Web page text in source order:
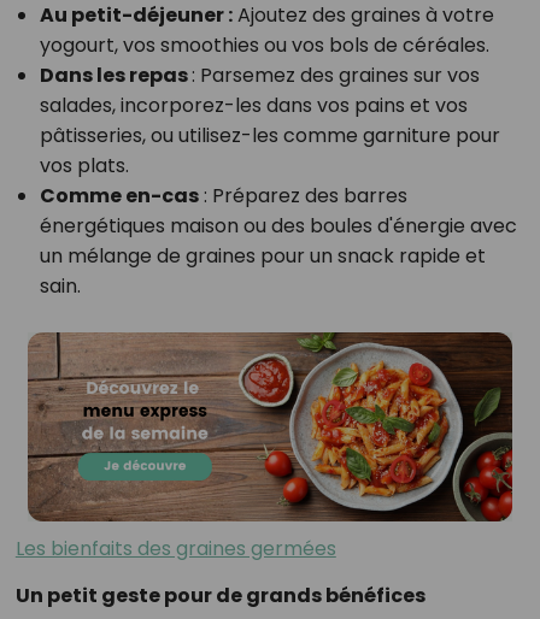
Au petit-déjeuner :Ajoutez des graines à votre
yogourt, vos smoothies ou vos bols de céréales.
Dans les repas: Parsemez des graines sur vos
salades, incorporez-les dans vos pains et vos
pâtisseries, ou utilisez-les comme garniture pour
vos plats.
Comme en-cas: Préparez des barres
énergétiques maison ou des boules d'énergie avec
un mélange de graines pour un snack rapide et
sain.
Les bienfaits des graines germées
Un petit geste pour de grands bénéfices